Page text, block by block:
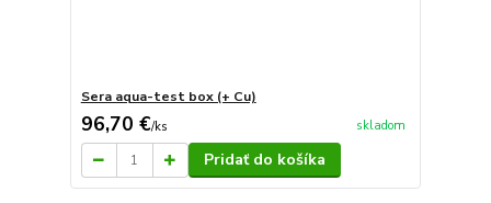
Sera aqua-test box (+ Cu)
96,70 €/ks skladom
Pridať do košíka